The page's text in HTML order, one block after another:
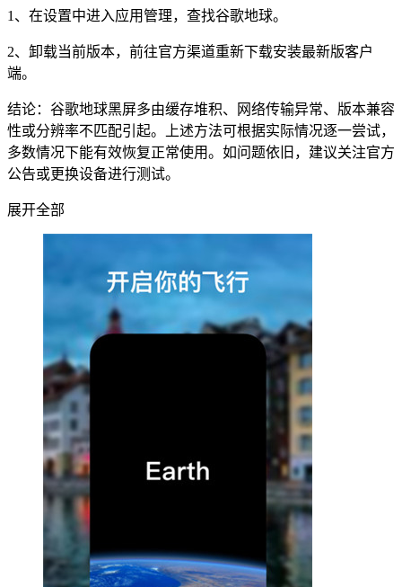
1、在设置中进入应用管理，查找谷歌地球。
2、卸载当前版本，前往官方渠道重新下载安装最新版客户
端。
结论：谷歌地球黑屏多由缓存堆积、网络传输异常、版本兼容
性或分辨率不匹配引起。上述方法可根据实际情况逐一尝试，
多数情况下能有效恢复正常使用。如问题依旧，建议关注官方
公告或更换设备进行测试。
展开全部